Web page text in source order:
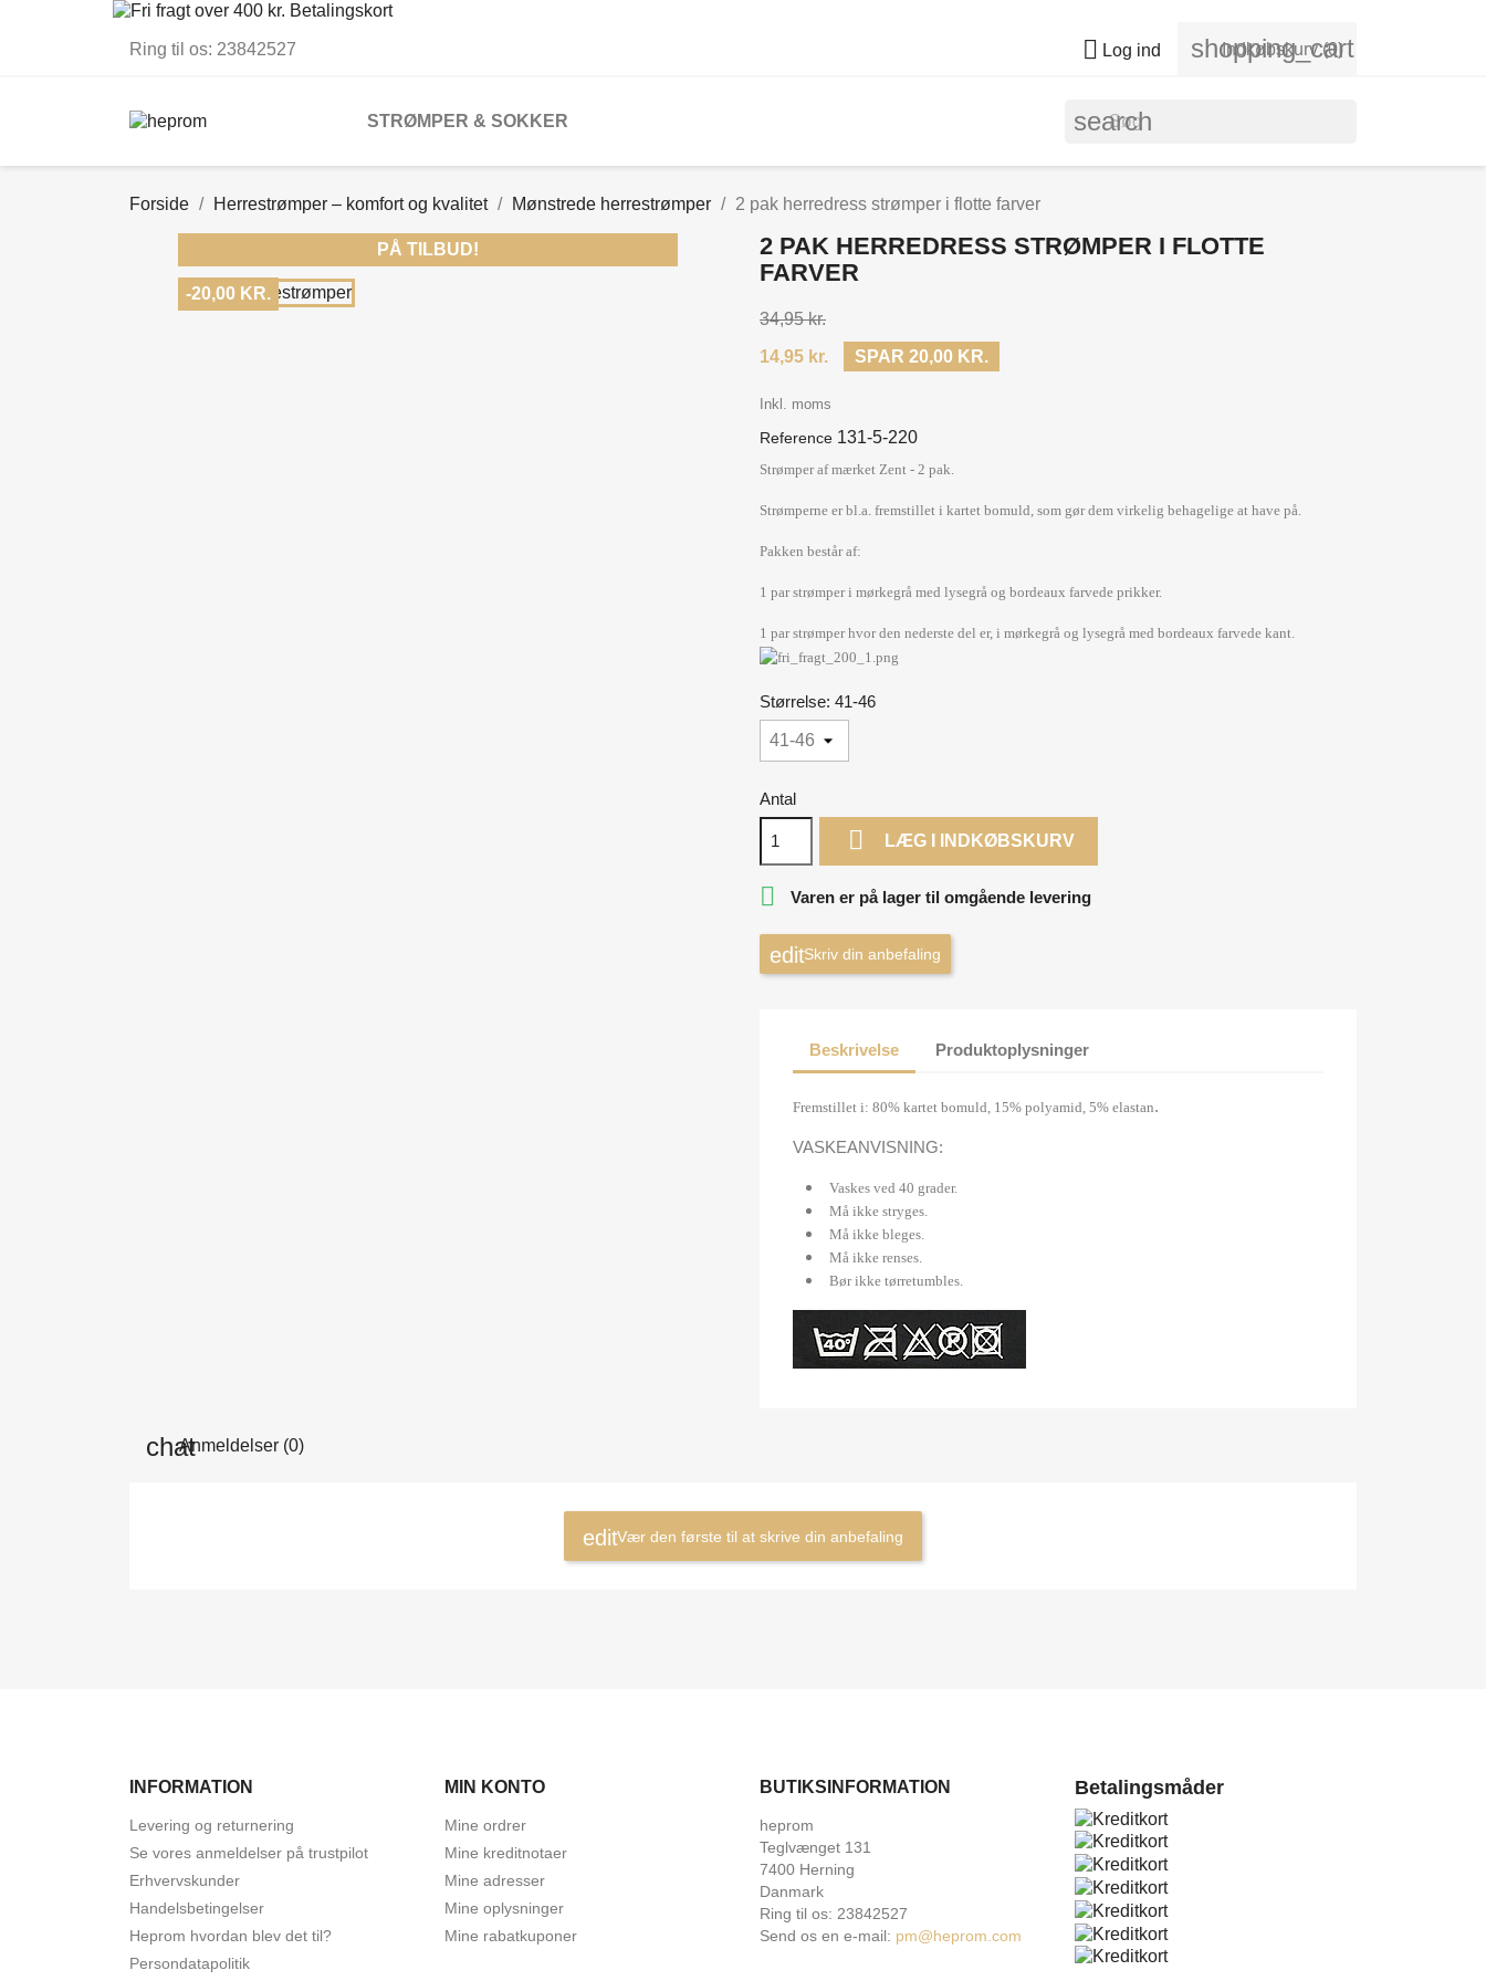
Ring til os: 23842527  Log ind shopping_cart
Indkøbskurv (0)
STRØMPER & SOKKER search
Forside Herrestrømper – komfort og kvalitet Mønstrede herrestrømper 2 pak herredress strømper i flotte farver
PÅ TILBUD!
-20,00 KR.
2 PAK HERREDRESS STRØMPER I FLOTTE
FARVER
34,95 kr.
14,95 kr.
SPAR 20,00 KR.
Inkl. moms
Reference 131-5-220
Strømper af mærket Zent - 2 pak.
Strømperne er bl.a. fremstillet i kartet bomuld, som gør dem virkelig behagelige at have på.
Pakken består af:
1 par strømper i mørkegrå med lysegrå og bordeaux farvede prikker.
1 par strømper hvor den nederste del er, i mørkegrå og lysegrå med bordeaux farvede kant.
Størrelse: 41-46
Antal
 LÆG I INDKØBSKURV
 Varen er på lager til omgående levering
Skriv din anbefaling
Beskrivelse Produktoplysninger
Fremstillet i: 80% kartet bomuld, 15% polyamid, 5% elastan.
VASKEANVISNING:
Vaskes ved 40 grader.
Må ikke stryges.
Må ikke bleges.
Må ikke renses.
Bør ikke tørretumbles.
Anmeldelser (0)
Vær den første til at skrive din anbefaling
INFORMATION
Levering og returnering
Se vores anmeldelser på trustpilot
Erhvervskunder
Handelsbetingelser
Heprom hvordan blev det til?
Persondatapolitik​
MIN KONTO
Mine ordrer
Mine kreditnotaer
Mine adresser
Mine oplysninger
Mine rabatkuponer
BUTIKSINFORMATION
heprom
Teglvænget 131
7400 Herning
Danmark
Ring til os: 23842527
Send os en e-mail: pm@heprom.com
Betalingsmåder